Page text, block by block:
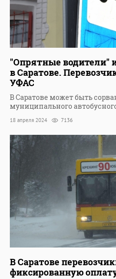
"Опрятные водители"
в Саратове.
УФАС
В Саратове может быть
муниципального
18 апреля 2024 7136
В Саратове
фиксированную